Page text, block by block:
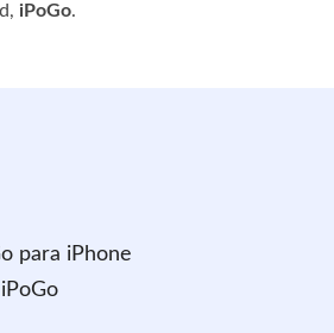
iPoGo.
para iPhone